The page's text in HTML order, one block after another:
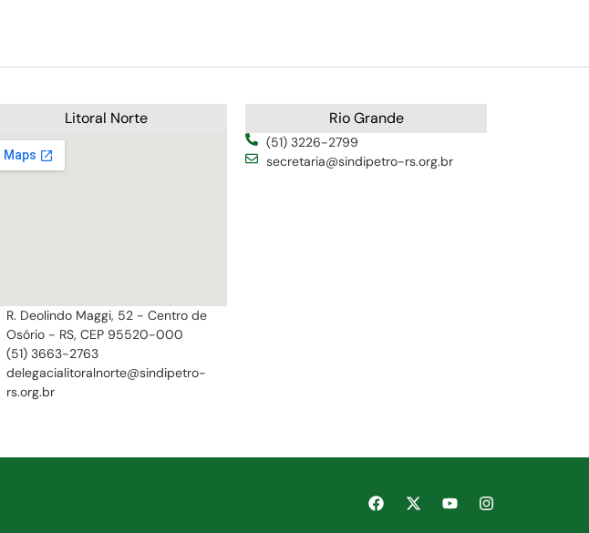
Litoral Norte
R. Deolindo Maggi, 52 - Centro de
Osório - RS, CEP 95520-000
(51) 3663-2763
delegacialitoralnorte@sindipetro-
rs.org.br
Rio Grande
(51) 3226-2799
secretaria@sindipetro-rs.org.br